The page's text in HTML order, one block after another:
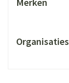
Organisaties